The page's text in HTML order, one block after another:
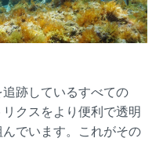
跡しているすべての
クスをより便利で透明
でいます。これがその